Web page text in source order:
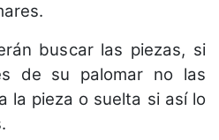
buscar las piezas, si
de su palomar no las
la pieza o suelta si así lo